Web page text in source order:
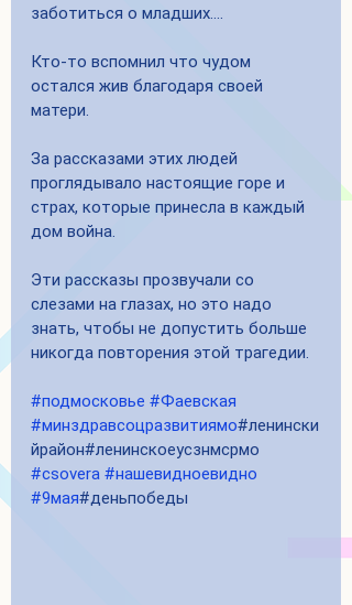
заботиться о младших….
Кто-то вспомнил что чудом
остался жив благодаря своей
матери.
За рассказами этих людей
проглядывало настоящие горе и
страх, которые принесла в каждый
дом война.
Эти рассказы прозвучали со
слезами на глазах, но это надо
знать, чтобы не допустить больше
никогда повторения этой трагедии.
#подмосковье #Фаевская
#минздравсоцразвитиямо#ленински
йрайон#ленинскоеусзнмсрмо
#csovera #нашевидноевидно
#9мая#деньпобеды